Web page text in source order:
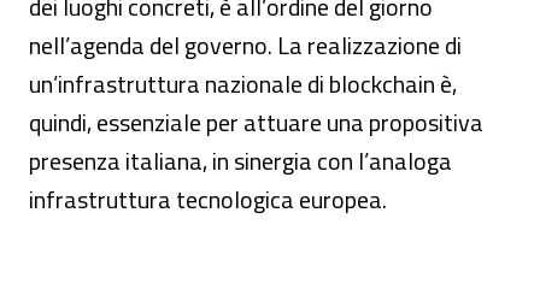
nell’agenda del governo. La realizzazione di
un’infrastruttura nazionale di blockchain è,
quindi, essenziale per attuare una propositiva
presenza italiana, in sinergia con l’analoga
infrastruttura tecnologica europea.